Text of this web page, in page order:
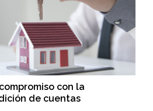
con la
de cuentas